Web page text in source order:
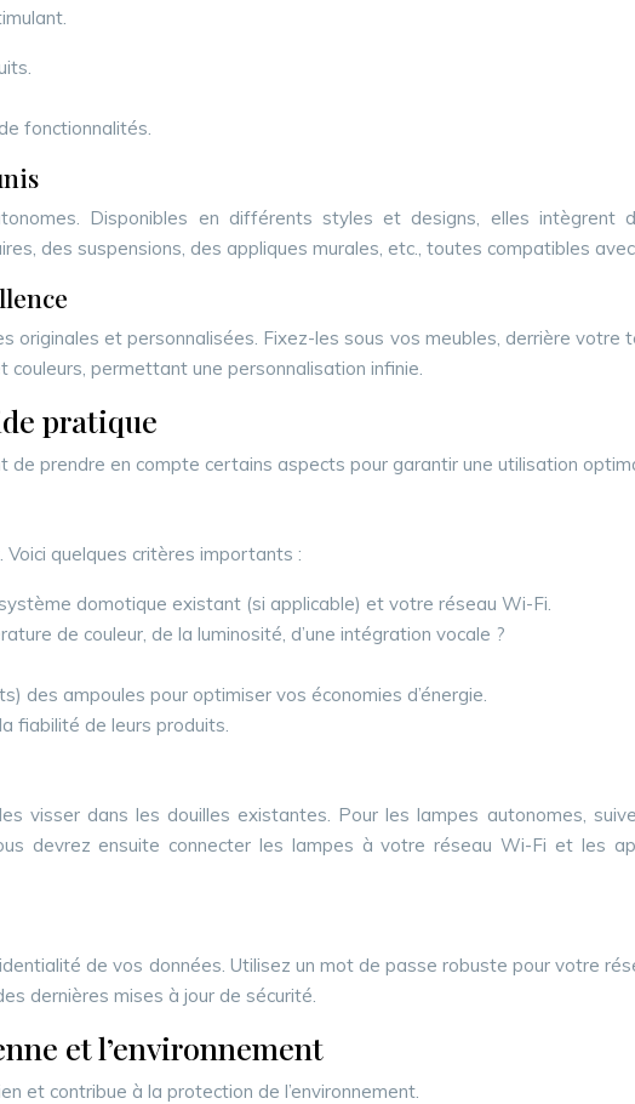
fonctionnalités.
Disponibles en différents styles et designs, elles intègrent
des suspensions, des appliques murales, etc., toutes compatibles
et personnalisées. Fixez-les sous vos meubles, derrière votre
permettant une personnalisation infinie.
pratique
prendre en compte certains aspects pour garantir une utilisation
quelques critères importants :
domotique existant (si applicable) et votre réseau Wi-Fi.
de couleur, de la luminosité, d’une intégration vocale ?
des ampoules pour optimiser vos économies d’énergie.
fiabilité de leurs produits.
visser dans les douilles existantes. Pour les lampes autonomes,
devrez ensuite connecter les lampes à votre réseau Wi-Fi et les
de vos données. Utilisez un mot de passe robuste pour votre
dernières mises à jour de sécurité.
et l’environnement
et contribue à la protection de l’environnement.